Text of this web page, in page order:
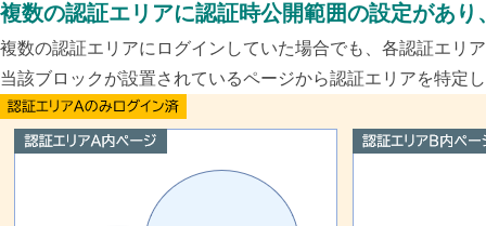
複数の認証エリアに認証時公開範囲の設定があ
複数の認証エリアにログインしていた場合でも、各認証エリ
当該ブロックが設置されているページから認証エリアを特定